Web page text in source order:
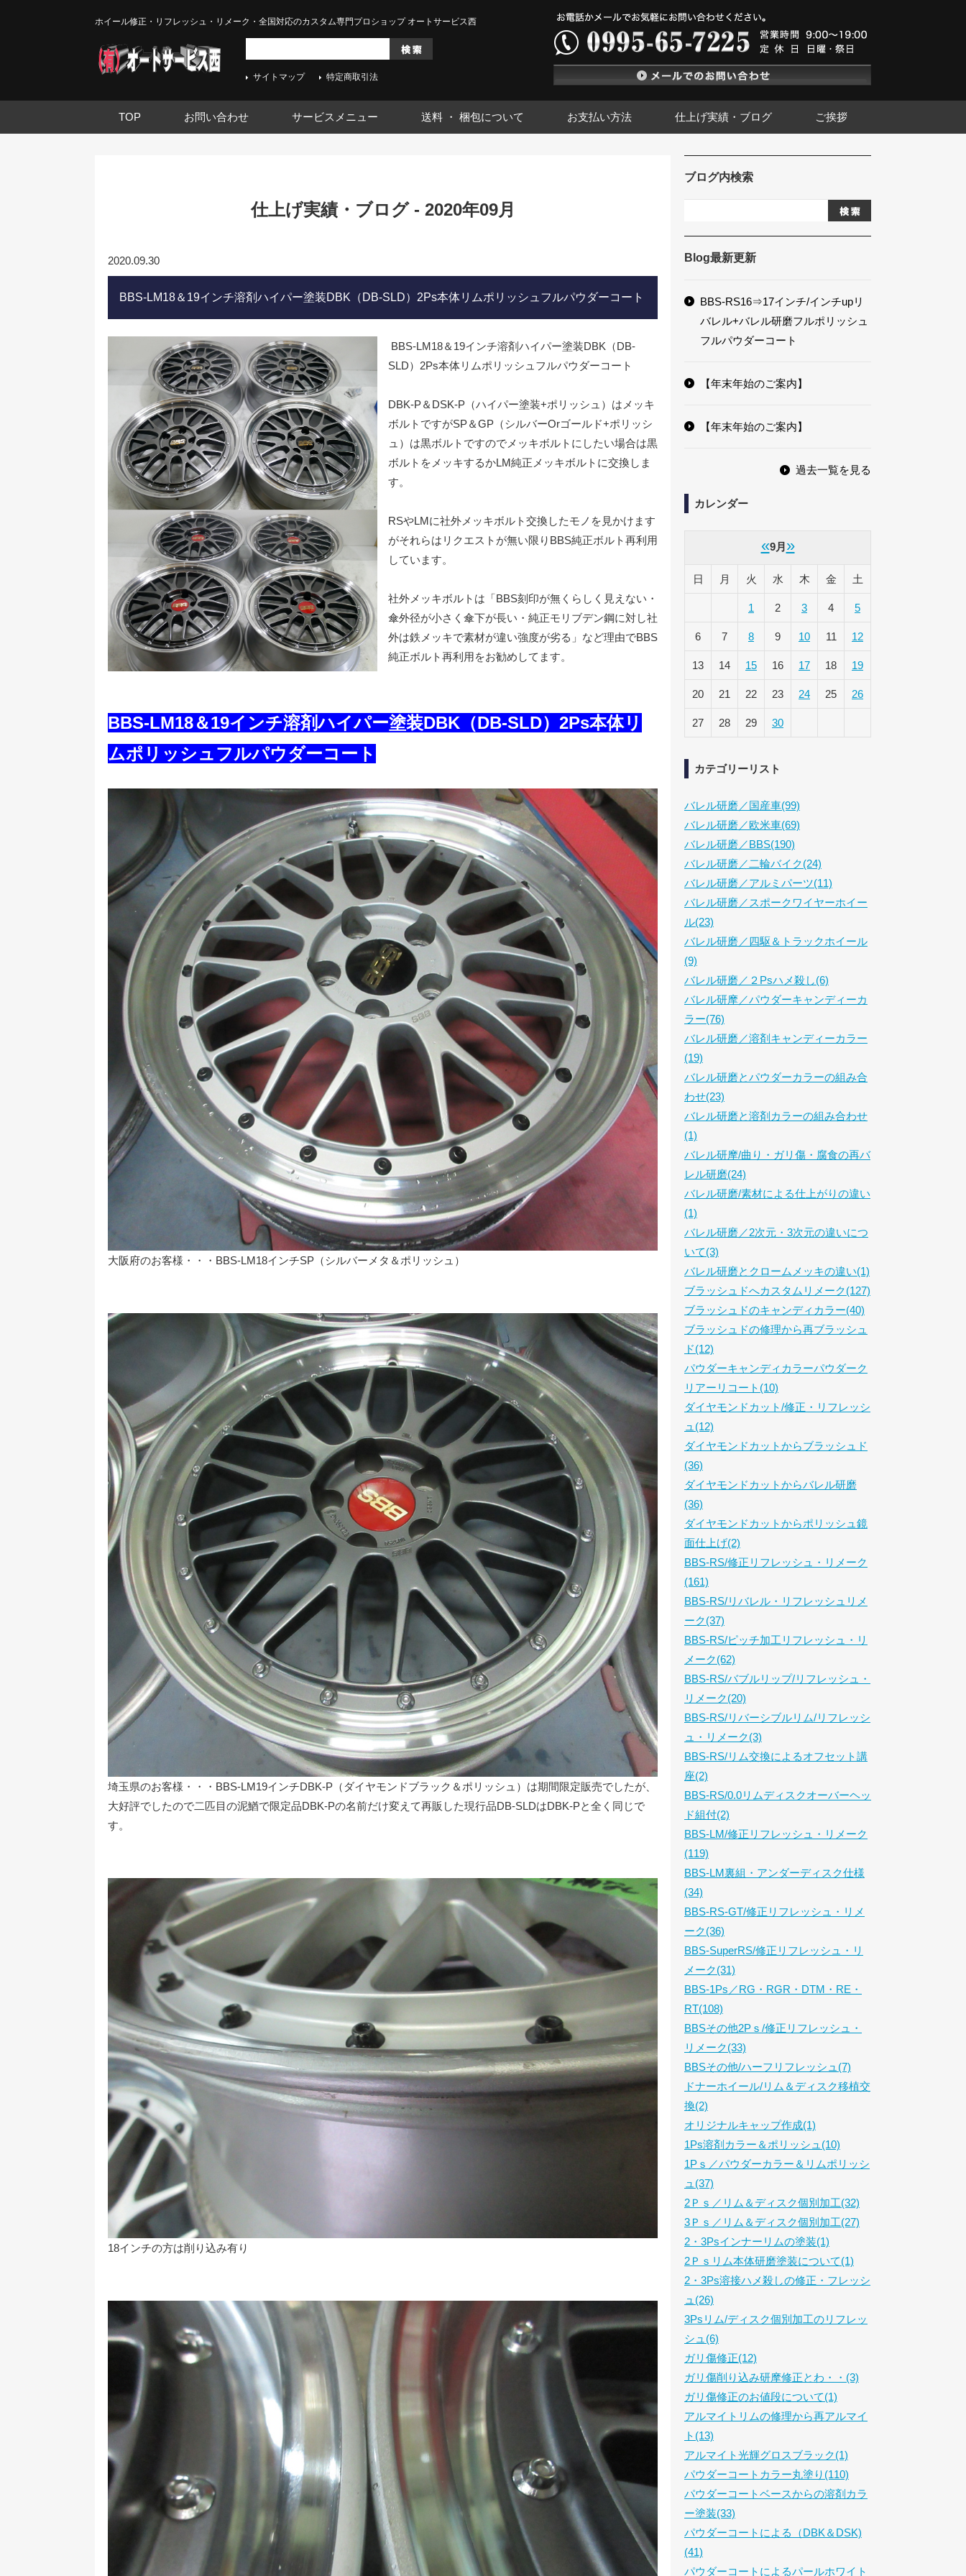
ホイール修正・リフレッシュ・リメーク・全国対応のカスタム専門プロショップ オートサービス西
サイトマップ 特定商取引法
TOP お問い合わせ サービスメニュー 送料 ・ 梱包について お支払い方法 仕上げ実績・ブログ ご挨拶
仕上げ実績・ブログ - 2020年09月
2020.09.30
BBS-LM18＆19インチ溶剤ハイパー塗装DBK（DB-SLD）2Ps本体リムポリッシュフルパウダーコート
BBS-LM18＆19インチ溶剤ハイパー塗装DBK（DB-
SLD）2Ps本体リムポリッシュフルパウダーコート
DBK-P＆DSK-P（ハイパー塗装+ポリッシュ）はメッキ
ボルトですがSP＆GP（シルバーOrゴールド+ポリッシ
ュ）は黒ボルトですのでメッキボルトにしたい場合は黒
ボルトをメッキするかLM純正メッキボルトに交換しま
す。
RSやLMに社外メッキボルト交換したモノを見かけます
がそれらはリクエストが無い限りBBS純正ボルト再利用
しています。
社外メッキボルトは「BBS刻印が無くらしく見えない・
傘外径が小さく傘下が長い・純正モリブデン鋼に対し社
外は鉄メッキで素材が違い強度が劣る」など理由でBBS
純正ボルト再利用をお勧めしてます。
BBS-LM18＆19インチ溶剤ハイパー塗装DBK（DB-SLD）2Ps本体リ
ムポリッシュフルパウダーコート
大阪府のお客様・・・BBS-LM18インチSP（シルバーメタ＆ポリッシュ）
埼玉県のお客様・・・BBS-LM19インチDBK-P（ダイヤモンドブラック＆ポリッシュ）は期間限定販売でしたが、
大好評でしたので二匹目の泥鰌で限定品DBK-Pの名前だけ変えて再販した現行品DB-SLDはDBK-Pと全く同じで
す。
18インチの方は削り込み有り
ブログ内検索
Blog最新更新
BBS-RS16⇒17インチ/インチupリ
バレル+バレル研磨フルポリッシュ
フルパウダーコート
【年末年始のご案内】
【年末年始のご案内】
過去一覧を見る
カレンダー
«9月 »
日 月 火 水 木 金 土
1 2 3 4 5
6 7 8 9 10 11 12
13 14 15 16 17 18 19
20 21 22 23 24 25 26
27 28 29 30
カテゴリーリスト
バレル研磨／国産車(99)
バレル研磨／欧米車(69)
バレル研磨／BBS(190)
バレル研磨／二輪バイク(24)
バレル研磨／アルミパーツ(11)
バレル研磨／スポークワイヤーホイー
ル(23)
バレル研磨／四駆＆トラックホイール
(9)
バレル研磨／２Psハメ殺し(6)
バレル研摩／パウダーキャンディーカ
ラー(76)
バレル研磨／溶剤キャンディーカラー
(19)
バレル研磨とパウダーカラーの組み合
わせ(23)
バレル研磨と溶剤カラーの組み合わせ
(1)
バレル研摩/曲り・ガリ傷・腐食の再バ
レル研磨(24)
バレル研磨/素材による仕上がりの違い
(1)
バレル研磨／2次元・3次元の違いにつ
いて(3)
バレル研磨とクロームメッキの違い(1)
ブラッシュドへカスタムリメーク(127)
ブラッシュドのキャンディカラー(40)
ブラッシュドの修理から再ブラッシュ
ド(12)
パウダーキャンディカラーパウダーク
リアーリコート(10)
ダイヤモンドカット/修正・リフレッシ
ュ(12)
ダイヤモンドカットからブラッシュド
(36)
ダイヤモンドカットからバレル研磨
(36)
ダイヤモンドカットからポリッシュ鏡
面仕上げ(2)
BBS-RS/修正リフレッシュ・リメーク
(161)
BBS-RS/リバレル・リフレッシュリメ
ーク(37)
BBS-RS/ピッチ加工リフレッシュ・リ
メーク(62)
BBS-RS/バブルリップ/リフレッシュ・
リメーク(20)
BBS-RS/リバーシブルリム/リフレッシ
ュ・リメーク(3)
BBS-RS/リム交換によるオフセット講
座(2)
BBS-RS/0.0リムディスクオーバーヘッ
ド組付(2)
BBS-LM/修正リフレッシュ・リメーク
(119)
BBS-LM裏組・アンダーディスク仕様
(34)
BBS-RS-GT/修正リフレッシュ・リメ
ーク(36)
BBS-SuperRS/修正リフレッシュ・リ
メーク(31)
BBS-1Ps／RG・RGR・DTM・RE・
RT(108)
BBSその他2Pｓ/修正リフレッシュ・
リメーク(33)
BBSその他/ハーフリフレッシュ(7)
ドナーホイール/リム＆ディスク移植交
換(2)
オリジナルキャップ作成(1)
1Ps溶剤カラー＆ポリッシュ(10)
1Pｓ／パウダーカラー＆リムポリッシ
ュ(37)
2Ｐｓ／リム＆ディスク個別加工(32)
3Ｐｓ／リム＆ディスク個別加工(27)
2・3Psインナーリムの塗装(1)
2Ｐｓリム本体研磨塗装について(1)
2・3Ps溶接ハメ殺しの修正・フレッシ
ュ(26)
3Psリム/ディスク個別加工のリフレッ
シュ(6)
ガリ傷修正(12)
ガリ傷削り込み研摩修正とわ・・(3)
ガリ傷修正のお値段について(1)
アルマイトリムの修理から再アルマイ
ト(13)
アルマイト光輝グロスブラック(1)
パウダーコートカラー丸塗り(110)
パウダーコートベースからの溶剤カラ
ー塗装(33)
パウダーコートによる（DBK＆DSK)
(41)
パウダーコートによるパールホワイト